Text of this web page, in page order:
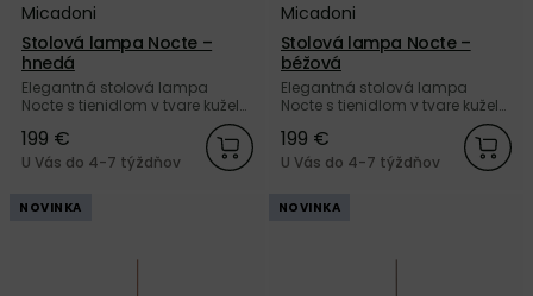
Micadoni
Stolová lampa Nocte –
hnedá
Elegantná stolová lampa
Nocte s tienidlom v tvare kužela,
z kvalitného matne lakovaného
kovu hnedej farby od značky
Micadoni.
199 €
U Vás do 4-7 týždňov
Micadoni
Stolová lampa Nocte –
béžová
Elegantná stolová lampa
Nocte s tienidlom v tvare kužela,
z kvalitného matne lakovaného
kovu béžovej farby od značky
Micadoni.
199 €
U Vás do 4-7 týždňov
NOVINKA NOVINKA